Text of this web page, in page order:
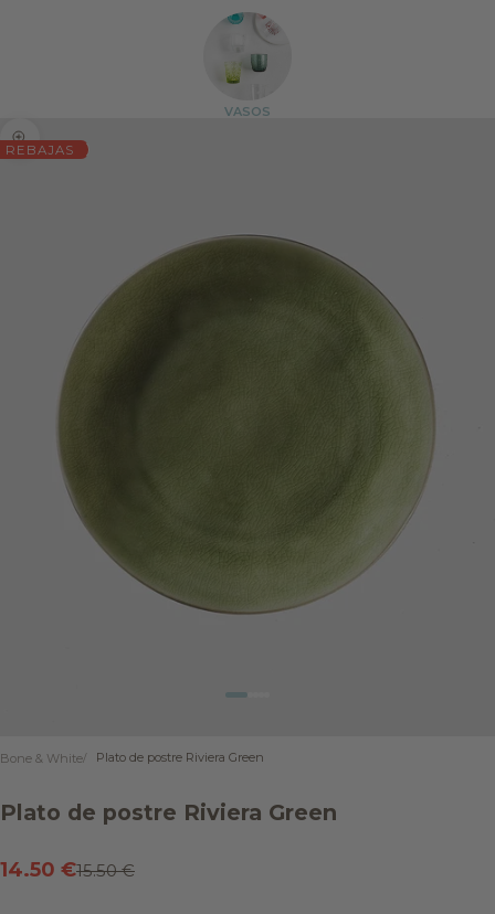
VASOS
Zoom
REBAJAS
Ir al artículo 1
Ir al artículo 2
Bone & White Plato de postre Riviera Green
Plato de postre Riviera Green
Precio de oferta
14.50 €Precio normal
15.50 €